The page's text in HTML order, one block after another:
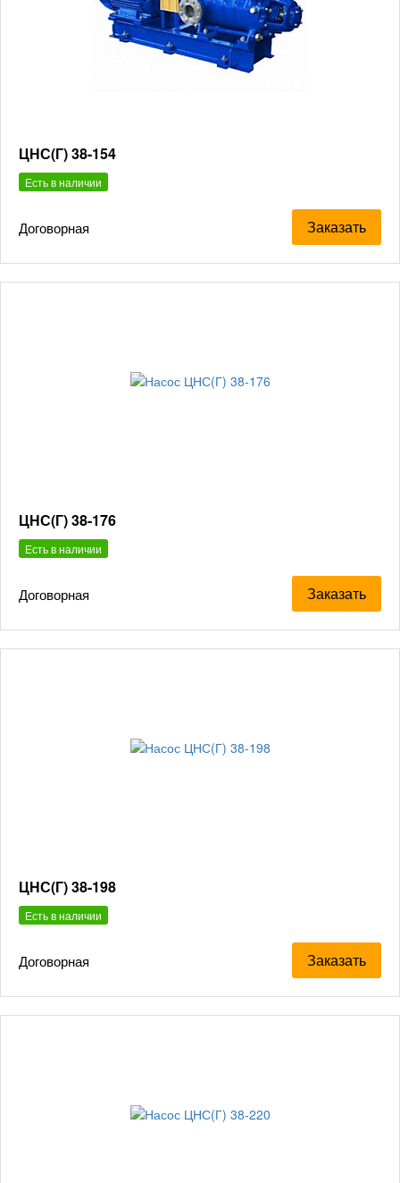
ЦНС(Г) 38-154
Есть в наличии
Договорная Заказать
ЦНС(Г) 38-176
Есть в наличии
Договорная Заказать
ЦНС(Г) 38-198
Есть в наличии
Договорная Заказать